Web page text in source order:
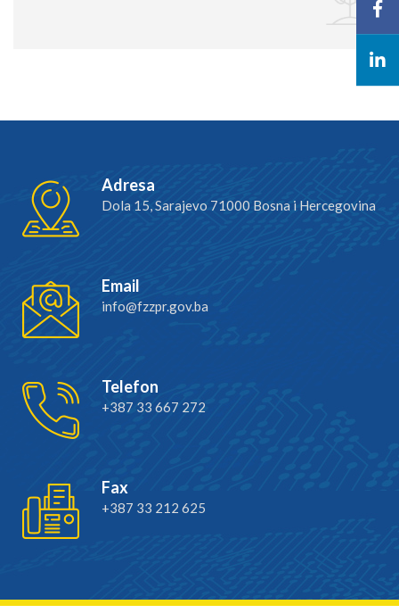
Adresa
Dola 15, Sarajevo 71000 Bosna i Hercegovina
Email
info@fzzpr.gov.ba
Telefon
+387 33 667 272
Fax
+387 33 212 625